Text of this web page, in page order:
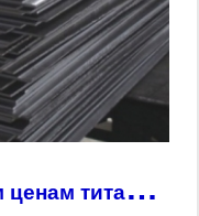
П
редлагаем по хорошим ценам титановый прокат.